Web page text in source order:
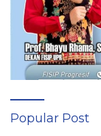
Popular Post